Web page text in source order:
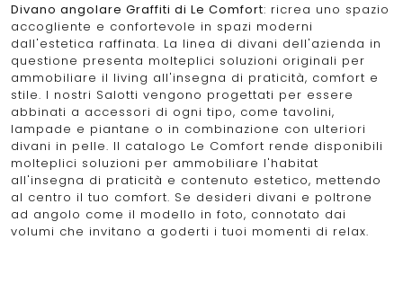
Divano angolare Graffiti di Le Comfort: ricrea uno spazio
accogliente e confortevole in spazi moderni
dall'estetica raffinata. La linea di divani dell'azienda in
questione presenta molteplici soluzioni originali per
ammobiliare il living all'insegna di praticità, comfort e
stile. I nostri Salotti vengono progettati per essere
abbinati a accessori di ogni tipo, come tavolini,
lampade e piantane o in combinazione con ulteriori
divani in pelle. Il catalogo Le Comfort rende disponibili
molteplici soluzioni per ammobiliare l'habitat
all'insegna di praticità e contenuto estetico, mettendo
al centro il tuo comfort. Se desideri divani e poltrone
ad angolo come il modello in foto, connotato dai
volumi che invitano a goderti i tuoi momenti di relax.